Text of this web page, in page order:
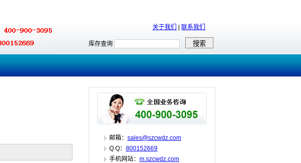
关于我们 联系我们
库存查询
邮箱： sales@szcwdz.com
Q Q： 800152669
手机网站： m.szcwdz.com